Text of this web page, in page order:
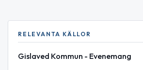
RELEVANTA KÄLLOR
Gislaved Kommun - Evenemang